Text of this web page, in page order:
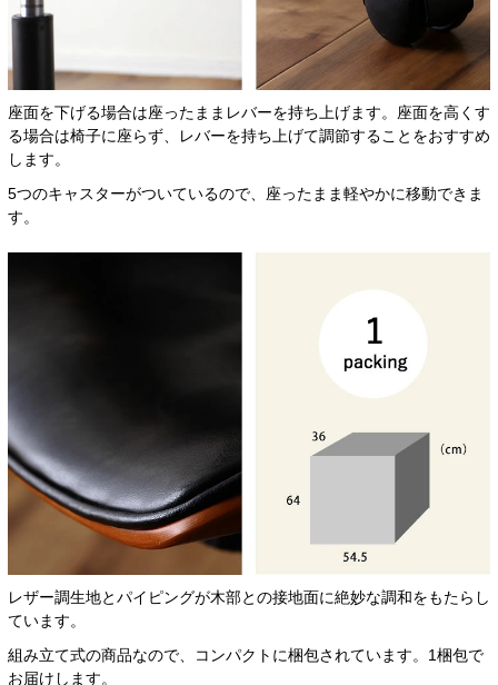
座面を下げる場合は座ったままレバーを持ち上げます。座面を高くす
る場合は椅子に座らず、レバーを持ち上げて調節することをおすすめ
します。
5つのキャスターがついているので、座ったまま軽やかに移動できま
す。
レザー調生地とパイピングが木部との接地面に絶妙な調和をもたらし
ています。
組み立て式の商品なので、コンパクトに梱包されています。1梱包で
お届けします。